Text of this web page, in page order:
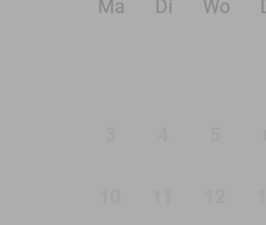
Ma Di Wo